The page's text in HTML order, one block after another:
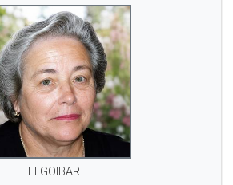
ELGOIBAR